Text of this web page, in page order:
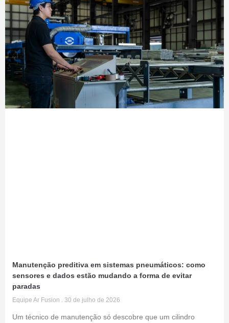
Manutenção preditiva em sistemas pneumáticos: como
sensores e dados estão mudando a forma de evitar
paradas
Equipe Ar Fusion 30 de julho de 2026
Um técnico de manutenção só descobre que um cilindro